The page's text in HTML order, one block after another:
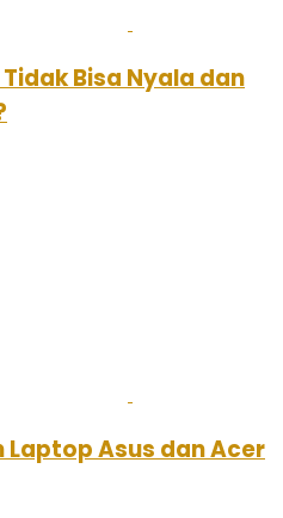
Bisa Nyala dan
Laptop Asus dan Acer